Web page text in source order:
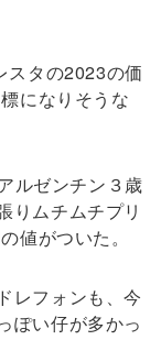
スタの2023の価
になりそうな
ルゼンチン３歳
りムチムチプリ
値がついた。
レフォンも、今
ぽい仔が多かっ